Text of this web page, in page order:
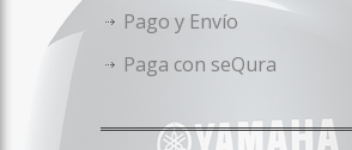
Pago y Envío
Paga con seQura